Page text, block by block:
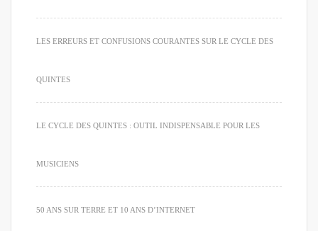
LES ERREURS ET CONFUSIONS COURANTES SUR LE CYCLE DES
QUINTES
LE CYCLE DES QUINTES : OUTIL INDISPENSABLE POUR LES
MUSICIENS
50 ANS SUR TERRE ET 10 ANS D’INTERNET